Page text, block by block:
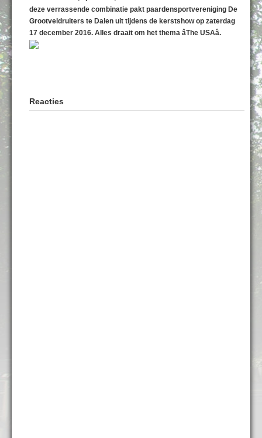
deze verrassende combinatie pakt paardensportvereniging De
Grootveldruiters te Dalen uit tijdens de kerstshow op zaterdag
17 december 2016. Alles draait om het thema âThe USAâ.
Reacties